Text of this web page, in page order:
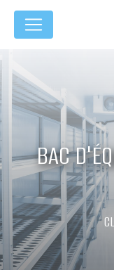
BAC
Panneau de gestion